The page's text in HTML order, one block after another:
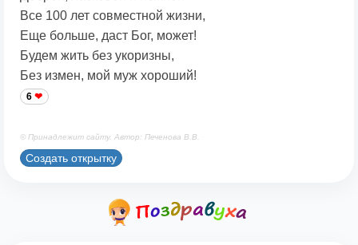
Все 100 лет совместной жизни,
Еще больше, даст Бог, может!
Будем жить без укоризны,
Без измен, мой муж хороший!
6
© Принадлежит сайту. Автор: Печенова В.В.
Создать открытку